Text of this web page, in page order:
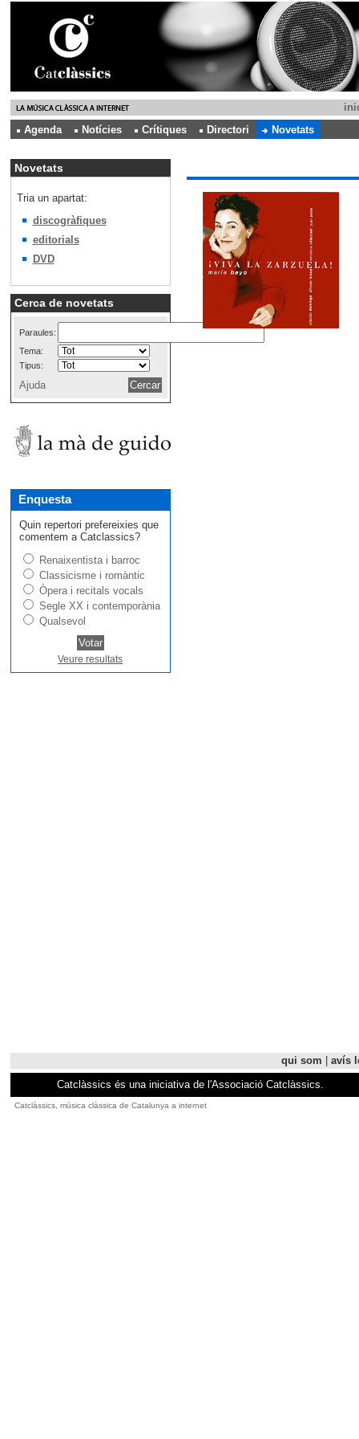
Agenda
Notícies Crítiques Directori Novetats
Novetats
Tria un apartat:
discogràfiques
editorials
DVD
Cerca de novetats
Paraules:
Tema:
Tipus:
Ajuda
Enquesta
Quin repertori prefereixies que
comentem a Catclassics?
Renaixentista i barroc
Classicisme i romàntic
Òpera i recitals vocals
Segle XX i contemporània
Qualsevol
Veure resultats
qui som
avís
Catclàssics és una iniciativa de l'Associació Catclàssics.
Catclàssics, música clàssica de Catalunya a internet